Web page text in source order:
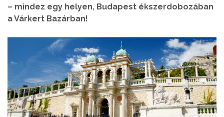
– mindez egy helyen, Budapest ékszerdobozában
a Várkert Bazárban!